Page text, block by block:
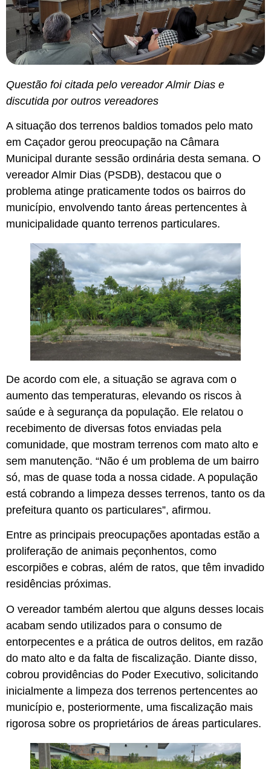
Questão foi citada pelo vereador Almir Dias e
discutida por outros vereadores
A situação dos terrenos baldios tomados pelo mato
em Caçador gerou preocupação na Câmara
Municipal durante sessão ordinária desta semana. O
vereador Almir Dias (PSDB), destacou que o
problema atinge praticamente todos os bairros do
município, envolvendo tanto áreas pertencentes à
municipalidade quanto terrenos particulares.
De acordo com ele, a situação se agrava com o
aumento das temperaturas, elevando os riscos à
saúde e à segurança da população. Ele relatou o
recebimento de diversas fotos enviadas pela
comunidade, que mostram terrenos com mato alto e
sem manutenção. “Não é um problema de um bairro
só, mas de quase toda a nossa cidade. A população
está cobrando a limpeza desses terrenos, tanto os da
prefeitura quanto os particulares”, afirmou.
Entre as principais preocupações apontadas estão a
proliferação de animais peçonhentos, como
escorpiões e cobras, além de ratos, que têm invadido
residências próximas.
O vereador também alertou que alguns desses locais
acabam sendo utilizados para o consumo de
entorpecentes e a prática de outros delitos, em razão
do mato alto e da falta de fiscalização. Diante disso,
cobrou providências do Poder Executivo, solicitando
inicialmente a limpeza dos terrenos pertencentes ao
município e, posteriormente, uma fiscalização mais
rigorosa sobre os proprietários de áreas particulares.